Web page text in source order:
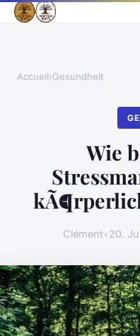
Accueil›Gesundheit
Wie
Clément•20.